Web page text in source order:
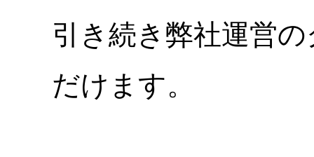
引き続き弊社運営
だけます。